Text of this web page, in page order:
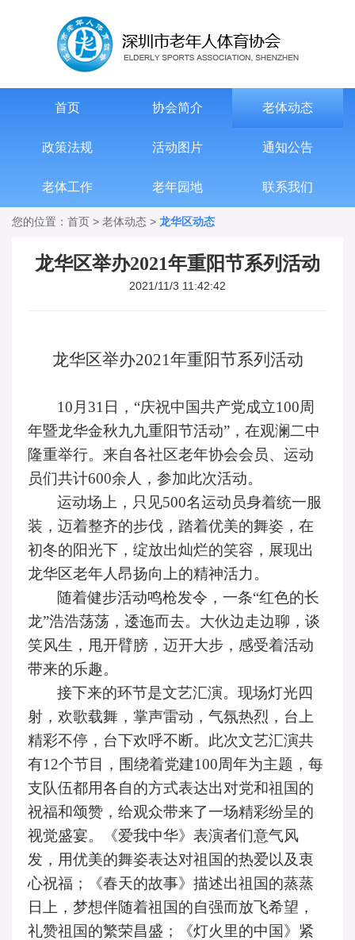
首页 协会简介 老体动态
政策法规 活动图片 通知公告
老体工作 老年园地 联系我们
您的位置： 首页 > 老体动态 > 龙华区动态
龙华区举办2021年重阳节系列活动
2021/11/3 11:42:42
龙华区举办2021年重阳节系列活动
10月31日， “庆祝中国共产党成立100周
年暨龙华金秋九九重阳节活动” ，在观澜二中
隆重举行。 来自各社区老年协会会员、 运动
员们共计600余人 ，参加此次活动。
运动场上，只见500名运动员身着统一服
装， 迈着整齐的步伐 ， 踏着优美的舞姿， 在
初冬的阳光下，绽放出灿烂的笑容 ， 展现出
龙华区老年人昂扬向上的精神活力。
随着健步活动鸣枪发令，一条“红色的长
龙”浩浩荡荡， 逶迤而去。 大伙边走边聊，谈
笑风生，甩开臂膀，迈开大步，感受着活动
带来的乐趣。
接下来的环节是文艺汇演。现场灯光四
射，欢歌载舞，掌声雷动，气氛热烈，台上
精彩不停，台下欢呼不断。此次文艺汇演共
有12个节目，围绕着党建100周年为主题，每
支队伍都用各自的方式表达出对党和祖国的
祝福和颂赞，给观众带来了一场精彩纷呈的
视觉盛宴。《爱我中华》表演者们意气风
发，用优美的舞姿表达对祖国的热爱以及衷
心祝福；《春天的故事》描述出祖国的蒸蒸
日上，梦想伴随着祖国的自强而放飞希望，
礼赞祖国的繁荣昌盛；《灯火里的中国》紧